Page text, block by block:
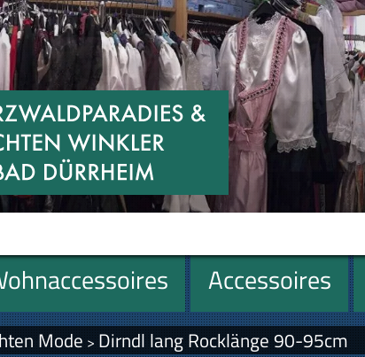
Accessoires
Mode > Dirndl lang Rocklänge 90-95cm